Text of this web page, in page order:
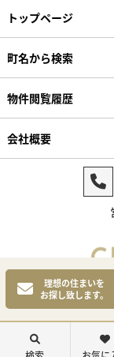
理想の住まいを
お探し致します。
トップページ
町名から検索
物件閲覧履歴
会社概要
©